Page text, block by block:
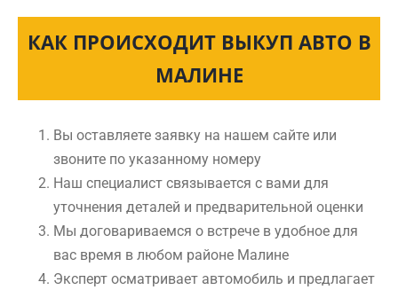
КАК ПРОИСХОДИТ ВЫКУП АВТО В
МАЛИНЕ
Вы оставляете заявку на нашем сайте или
звоните по указанному номеру
Наш специалист связывается с вами для
уточнения деталей и предварительной оценки
Мы договариваемся о встрече в удобное для
вас время в любом районе Малине
Эксперт осматривает автомобиль и предлагает